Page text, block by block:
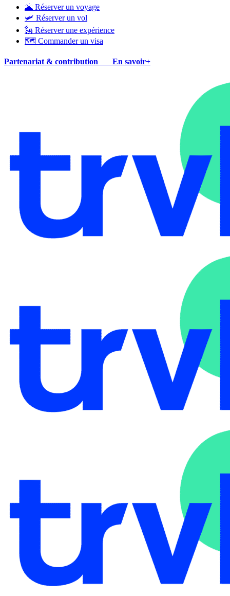
🌋 Réserver un voyage
🛩 Réserver un vol
🗽 Réserver une expérience
🗺 Commander un visa
Partenariat & contribution En savoir+